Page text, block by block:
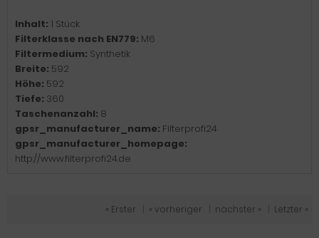
Inhalt: 1 Stück
Filterklasse nach EN779: M6
Filtermedium: Synthetik
Breite: 592
Höhe: 592
Tiefe: 360
Taschenanzahl: 8
gpsr_manufacturer_name: Filterprofi24
gpsr_manufacturer_homepage:
http://www.filterprofi24.de
« Erster « vorheriger nächster » Letzter »